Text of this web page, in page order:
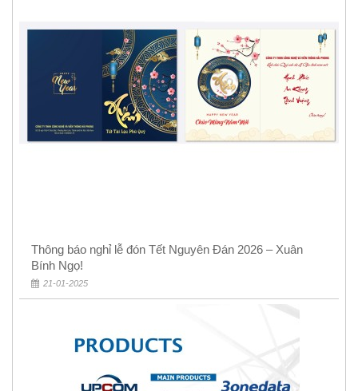
Thông báo nghỉ lễ đón Tết Nguyên Đán 2026 – Xuân
Bính Ngọ!
21-01-2025